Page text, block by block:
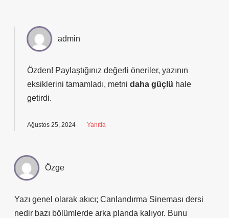
admin
Özden! Paylaştığınız değerli öneriler, yazının
eksiklerini tamamladı, metni daha güçlü hale
getirdi.
Ağustos 25, 2024 Yanıtla
Özge
Yazı genel olarak akıcı; Canlandırma Sineması dersi
nedir bazı bölümlerde arka planda kalıyor. Bunu